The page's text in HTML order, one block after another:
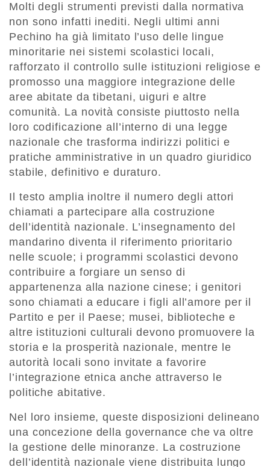
Molti degli strumenti previsti dalla normativa
non sono infatti inediti. Negli ultimi anni
Pechino ha già limitato l’uso delle lingue
minoritarie nei sistemi scolastici locali,
rafforzato il controllo sulle istituzioni religiose e
promosso una maggiore integrazione delle
aree abitate da tibetani, uiguri e altre
comunità. La novità consiste piuttosto nella
loro codificazione all’interno di una legge
nazionale che trasforma indirizzi politici e
pratiche amministrative in un quadro giuridico
stabile, definitivo e duraturo.
Il testo amplia inoltre il numero degli attori
chiamati a partecipare alla costruzione
dell’identità nazionale. L’insegnamento del
mandarino diventa il riferimento prioritario
nelle scuole; i programmi scolastici devono
contribuire a forgiare un senso di
appartenenza alla nazione cinese; i genitori
sono chiamati a educare i figli all’amore per il
Partito e per il Paese; musei, biblioteche e
altre istituzioni culturali devono promuovere la
storia e la prosperità nazionale, mentre le
autorità locali sono invitate a favorire
l’integrazione etnica anche attraverso le
politiche abitative.
Nel loro insieme, queste disposizioni delineano
una concezione della governance che va oltre
la gestione delle minoranze. La costruzione
dell’identità nazionale viene distribuita lungo